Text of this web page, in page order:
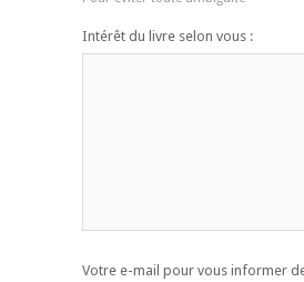
Intérêt du livre selon vous :
Votre e-mail pour vous informer